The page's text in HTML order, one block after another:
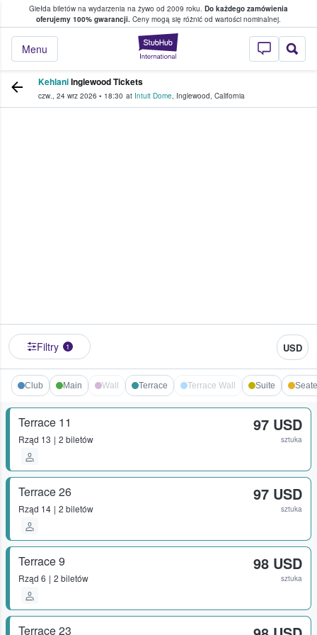
Giełda biletów na wydarzenia na żywo od 2009 roku. Do każdego zamówienia
oferujemy 100% gwarancji. Ceny mogą się różnić od wartości nominalnej.
StubHub —
Menu
w którym fani i kibice kupują i
KehlaniInglewood Tickets
czw., 24 wrz 2026 • 18:30 at Intuit Dome, Inglewood, California
Filtry 1 USD
Club Main Wall Terrace Terrace Wall Suite
Terrace 11
Rząd 13 2 biletów
97 USD
sztuka
Terrace 26
Rząd 14 2 biletów
97 USD
sztuka
Terrace 9
Rząd 6 2 biletów
98 USD
sztuka
Terrace 23